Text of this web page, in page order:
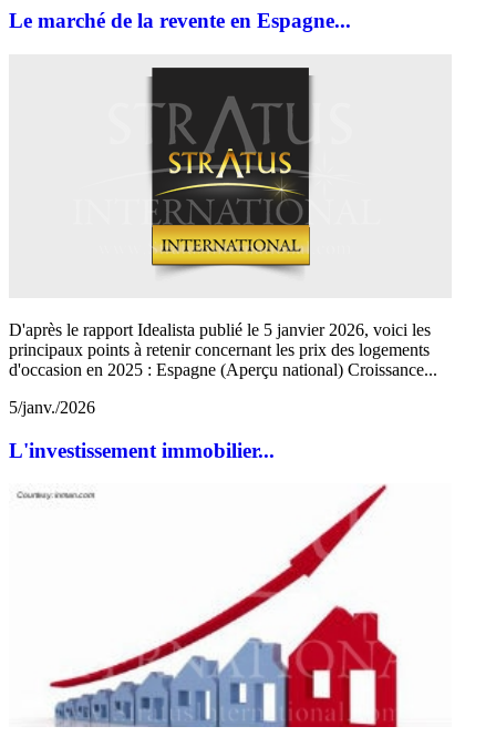
Le marché de la revente en Espagne...
D'après le rapport Idealista publié le 5 janvier 2026, voici les
principaux points à retenir concernant les prix des logements
d'occasion en 2025 : Espagne (Aperçu national) Croissance...
5/janv./2026
L'investissement immobilier...